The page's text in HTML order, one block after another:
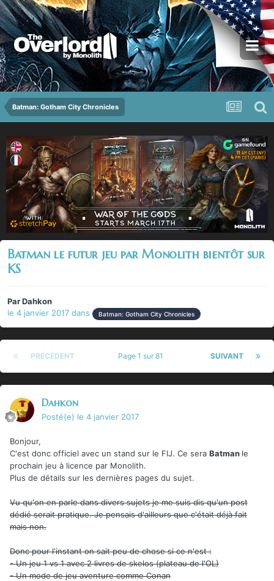
Batman: Gotham City Chronicles
Batman le futur jeu par Monolith bientôt sur
KS
ParDahkon
le 4 janvier 2017 dans Batman: Gotham City Chronicles
PRÉCÉDENT SUIVANT
Page 1 sur 81
Dahkon
Posté(e) le 4 janvier 2017
Bonjour,
C'est donc officiel avec un stand sur le FIJ. Ce sera Batman le
prochain jeu à licence par Monolith.
Plus de détails sur les dernières pages du sujet.
Vu qu'on en parle dans divers sujets je me suis dis qu'un post
dédié serait pratique. Je pensais d'ailleurs que c'était déjà fait
mais non.
Donc pour l'instant on sait peu de chose si ce n'est :
- Un jeu 1 vs 1 avec 2 livres de skelos (plateau de l'OL)
- Un mode de jeu aventure comme Conan